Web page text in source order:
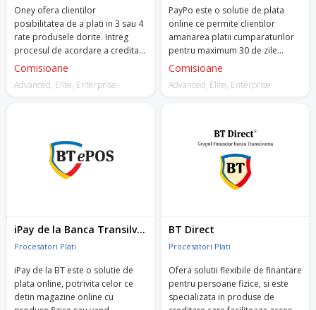
Oney ofera clientilor
posibilitatea de a plati in 3 sau 4
rate produsele dorite. Intreg
procesul de acordare a creditarii
are loc online, in cateva minute,
sau card bancar.
Comisioane
Advanced, Elite, Enterprise
PayPo este o solutie de plata
online ce permite clientilor
amanarea platii cumparaturilor
pentru maximum 30 de zile
(Cumpara acum, plateste mai
necesar de la PayPo, urmand sa
contravaloarea comenzii imediat
dupa aprobarea creditarii.
Comisioane
Advanced, Elite, Enterprise
iPay de la Banca Transilvania
Procesatori Plati
iPay de la BT este o solutie de
plata online, potrivita celor ce
detin magazine online cu
BT Direct
Procesatori Plati
Ofera solutii flexibile de finantare
pentru persoane fizice, si este
specializata in produse de